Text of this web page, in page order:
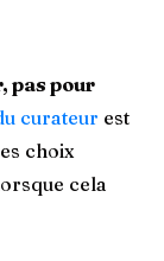
pas pour
curateur est
choix
cela